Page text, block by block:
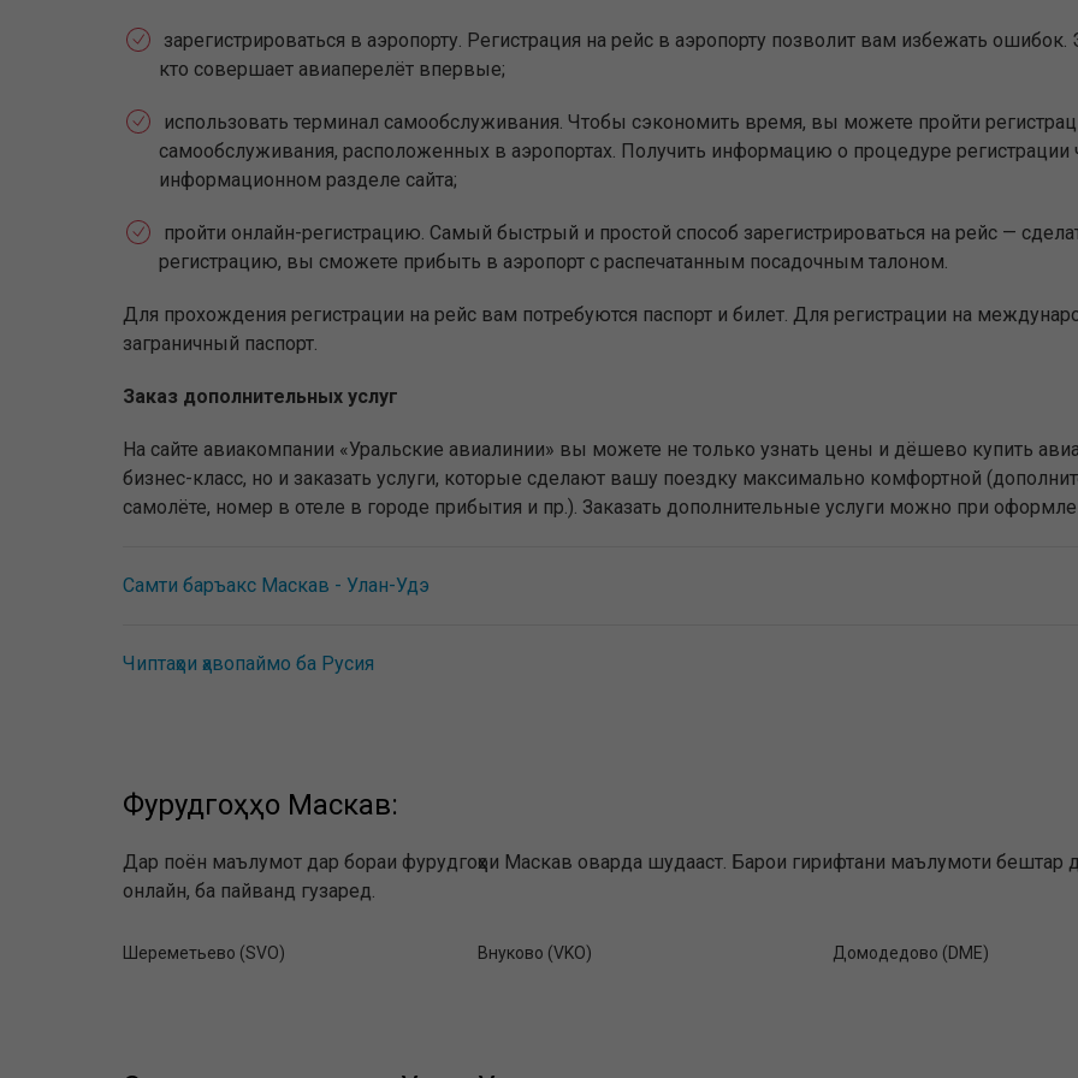
зарегистрироваться в аэропорту. Регистрация на рейс в аэропорту позволит вам избежать ошибок.
кто совершает авиаперелёт впервые;
использовать терминал самообслуживания. Чтобы сэкономить время, вы можете пройти
самообслуживания, расположенных в аэропортах. Получить информацию о процедуре
информационном разделе сайта;
пройти онлайн-регистрацию. Самый быстрый и простой способ зарегистрироваться на рейс —
регистрацию, вы сможете прибыть в аэропорт с распечатанным посадочным талоном.
Для прохождения регистрации на рейс вам потребуются паспорт и билет. Для регистрации на
заграничный паспорт.
Заказ дополнительных услуг
На сайте авиакомпании «Уральские авиалинии» вы можете не только узнать цены и дёшево купить
бизнес-класс, но и заказать услуги, которые сделают вашу поездку максимально комфортной
самолёте, номер в отеле в городе прибытия и пр.). Заказать дополнительные услуги можно при
Самти баръакс Маскав - Улан-Удэ
Чиптаҳои ҳавопаймо ба Русия
Фурудгоҳҳо Маскав:
Дар поён маълумот дар бораи фурудгоҳҳои Маскав оварда шудааст. Барои гирифтани маълумоти бештар
онлайн, ба пайванд гузаред.
Шереметьево (SVO) Внуково (VKO) Домодедово (DME)